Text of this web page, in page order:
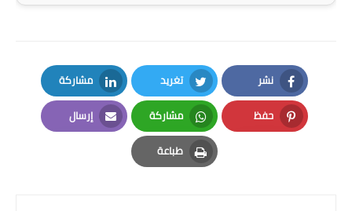
نشر
Facebook
تغريد
Twitter
مشاركة
LinkedIn
حفظ
Pinterest
مشاركة
Whatsapp
إرسال
Email
طباعة
Print